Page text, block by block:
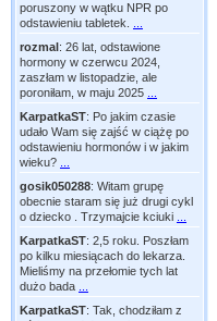
poruszony w wątku NPR po
odstawieniu tabletek.
rozmal: 26 lat, odstawione
hormony w czerwcu 2024,
zaszłam w listopadzie, ale
poroniłam, w maju 2025
KarpatkaST: Po jakim czasie
udało Wam się zajść w ciążę po
odstawieniu hormonów i w jakim
wieku?
gosik050288: Witam grupę
obecnie staram się już drugi cykl
o dziecko . Trzymajcie kciuki
KarpatkaST: 2,5 roku. Poszłam
po kilku miesiącach do lekarza.
Mieliśmy na przełomie tych lat
dużo bada
KarpatkaST: Tak, chodziłam z